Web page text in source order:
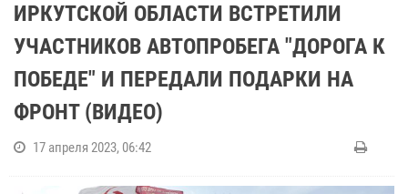
ИРКУТСКОЙ ОБЛАСТИ ВСТРЕТИЛИ
УЧАСТНИКОВ АВТОПРОБЕГА "ДОРОГА К
ПОБЕДЕ" И ПЕРЕДАЛИ ПОДАРКИ НА
ФРОНТ (ВИДЕО)
17 апреля 2023, 06:42